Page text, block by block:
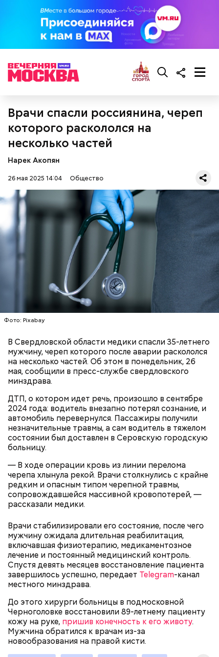
Врачи спасли россиянина, череп
которого раскололся на
несколько частей
Нарек Акопян
26 мая 2025 14:04 Общество
Фото: Pixabay
В Свердловской области медики спасли 35-летнего
мужчину, череп которого после аварии раскололся
на несколько частей. Об этом в понедельник, 26
мая, сообщили в пресс-службе свердловского
минздрава.
ДТП, о котором идет речь, произошло в сентябре
2024 года: водитель внезапно потерял сознание, и
автомобиль перевернулся. Пассажиры получили
незначительные травмы, а сам водитель в тяжелом
состоянии был доставлен в Серовскую городскую
больницу.
— В ходе операции кровь из линии перелома
черепа хлынула рекой. Врачи столкнулись с крайне
редким и опасным типом черепной травмы,
сопровождавшейся массивной кровопотерей, —
рассказали медики.
Врачи стабилизировали его состояние, после чего
мужчину ожидала длительная реабилитация,
включавшая физиотерапию, медикаментозное
лечение и постоянный медицинский контроль.
Спустя девять месяцев восстановление пациента
завершилось успешно, передает Telegram-канал
местного минздрава.
До этого хирурги больницы в подмосковной
Черноголовке восстановили 89-летнему пациенту
кожу на руке, пришив конечность к его животу.
Мужчина обратился к врачам из-за
новообразования на правой кисти.
— Кабачки, порезанные кубиками, нужно легко
обжарить на сковороде. К ним добавляются зелень
петрушки, чеснок, соль и оливковое масло.
Получается очень вкусно, — поделился рецептом
Копылов.
Спагетти из кабачков
Ингредиенты:
кабачок;
брынза;
растительное масло;
помидоры черри либо грунтовые.
с сахарным диабетом;
— В дыне содержится много сахара, который
представлен фруктозой. С одной стороны — это
хорошо, потому что дает энергию. Но важно
помнить, что сладкими дынями не нужно сильно
увлекаться, так же как и арбузами, людям с
подчеркнула доктор.
Терапевт Кондрахин назвал
продукты и напитки, которые
выводят токсины из организма
Ранние плоды, по словам врача, лучше не есть:
беременным, кормящим женщинам;
людям с ослабленной иммунной системой;
пожилым;
Чистит сосуды и защищает от
рака: чем полезен кресс-салат